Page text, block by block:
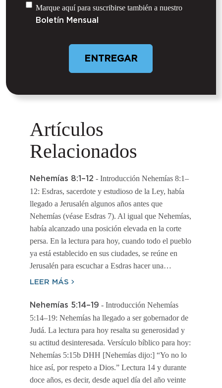
Untitled
Marque aquí para suscribirse también a nuestro
Boletín Mensual
Artículos
Relacionados
Nehemías 8:1–12 - Introducción Nehemías 8:1–
12: Esdras, sacerdote y estudioso de la Ley, había
llegado a Jerusalén algunos años antes que
Nehemías (véase Esdras 7). Al igual que Nehemías,
había alcanzado una posición elevada en la corte
persa. En la lectura para hoy, cuando todo el pueblo
ya está establecido en sus ciudades, se reúne en
Jerusalén para escuchar a Esdras hacer una…
LEER MÁS
Nehemías 5:14–19 - Introducción Nehemías
5:14–19: Nehemías ha llegado a ser gobernador de
Judá. La lectura para hoy resalta su generosidad y
su actitud desinteresada. Versículo bíblico para hoy:
Nehemías 5:15b DHH [Nehemías dijo:] “Yo no lo
hice así, por respeto a Dios.” Lectura 14 y durante
doce años, es decir, desde aquel día del año veinte